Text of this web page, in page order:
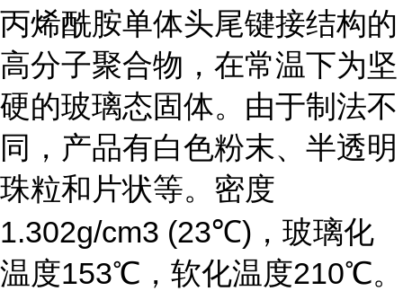
丙烯酰胺单体头尾键接结构的
高分子聚合物，在常温下为坚
硬的玻璃态固体。由于制法不
同，产品有白色粉末、半透明
珠粒和片状等。密度
1.302g/cm3 (23℃)，玻璃化
温度153℃，软化温度210℃。